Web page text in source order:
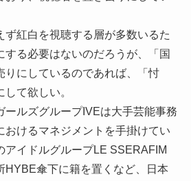
ず紅白を視聴する層が多数いるた
する必要はないのだろうが、「国
りにしているのであれば、「忖
て欲しい。
ールズグループIVEは大手芸能事務
おけるマネジメントを手掛けてい
アイドルグループLE SSERAFIM
HYBE傘下に籍を置くなど、日本